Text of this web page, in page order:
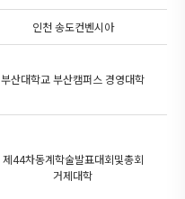
인천 송도컨벤시아
부산대학교 부산캠퍼스 경영대학
제44차동계학술발표대회및총회
거제대학